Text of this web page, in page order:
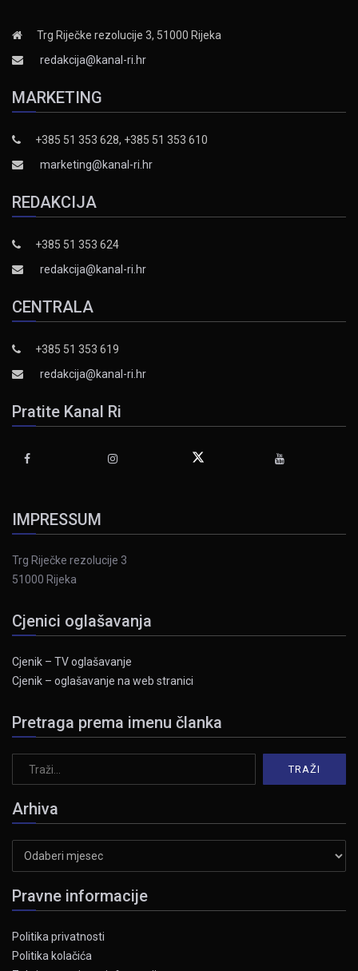
Trg Riječke rezolucije 3, 51000 Rijeka
redakcija@kanal-ri.hr
MARKETING
+385 51 353 628, +385 51 353 610
marketing@kanal-ri.hr
REDAKCIJA
+385 51 353 624
redakcija@kanal-ri.hr
CENTRALA
+385 51 353 619
redakcija@kanal-ri.hr
Pratite Kanal Ri
IMPRESSUM
Trg Riječke rezolucije 3
51000 Rijeka
Cjenici oglašavanja
Cjenik – TV oglašavanje
Cjenik – oglašavanje na web stranici
Pretraga prema imenu članka
Arhiva
Pravne informacije
Politika privatnosti
Politika kolačića